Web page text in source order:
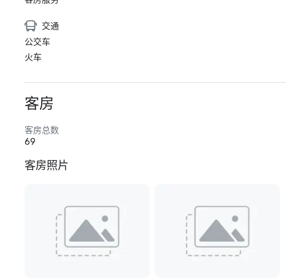
交通
公交车
火车
客房
客房总数
69
客房照片